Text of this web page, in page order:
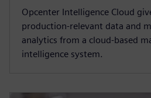
Opcenter Intelligence Cloud
production-relevant data and
analytics from a cloud-based
intelligence system.